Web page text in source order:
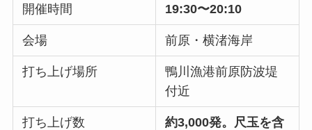
開催時間 19:30〜20:10
会場 前原・横渚海岸
打ち上げ場所
鴨川漁港前原防波堤
付近
打ち上げ数
約3,000発。尺玉を含